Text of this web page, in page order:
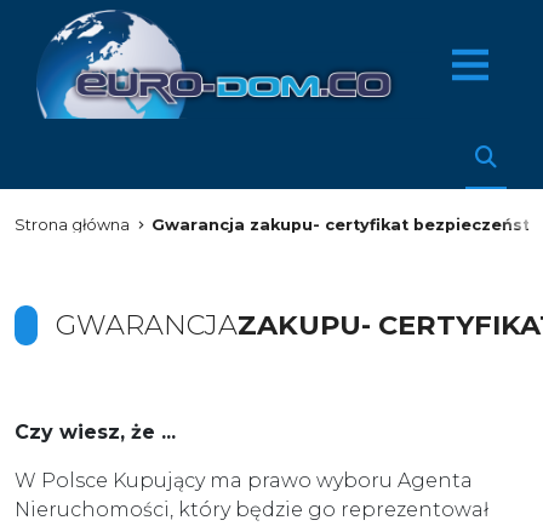
Strona główna Gwarancja zakupu- certyfikat
GWARANCJAZAKUPU-
Czy wiesz, że ...
W Polsce Kupujący ma prawo wyboru Agenta
Nieruchomości, który będzie go reprezentował